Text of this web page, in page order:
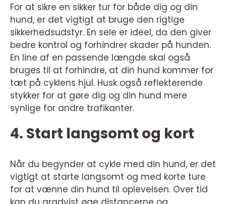
For at sikre en sikker tur for både dig og din
hund, er det vigtigt at bruge den rigtige
sikkerhedsudstyr. En sele er ideel, da den giver
bedre kontrol og forhindrer skader på hunden.
En line af en passende længde skal også
bruges til at forhindre, at din hund kommer for
tæt på cyklens hjul. Husk også reflekterende
stykker for at gøre dig og din hund mere
synlige for andre trafikanter.
4. Start langsomt og kort
Når du begynder at cykle med din hund, er det
vigtigt at starte langsomt og med korte ture
for at vænne din hund til oplevelsen. Over tid